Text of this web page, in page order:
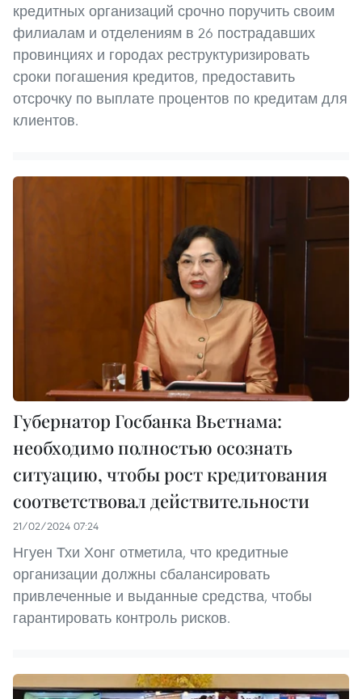
кредитных организаций срочно поручить своим
филиалам и отделениям в 26 пострадавших
провинциях и городах реструктуризировать
сроки погашения кредитов, предоставить
отсрочку по выплате процентов по кредитам для
клиентов.
Губернатор Госбанка Вьетнама:
необходимо полностью осознать
ситуацию, чтобы рост кредитования
соответствовал действительности
21/02/2024 07:24
Нгуен Тхи Хонг отметила, что кредитные
организации должны сбалансировать
привлеченные и выданные средства, чтобы
гарантировать контроль рисков.